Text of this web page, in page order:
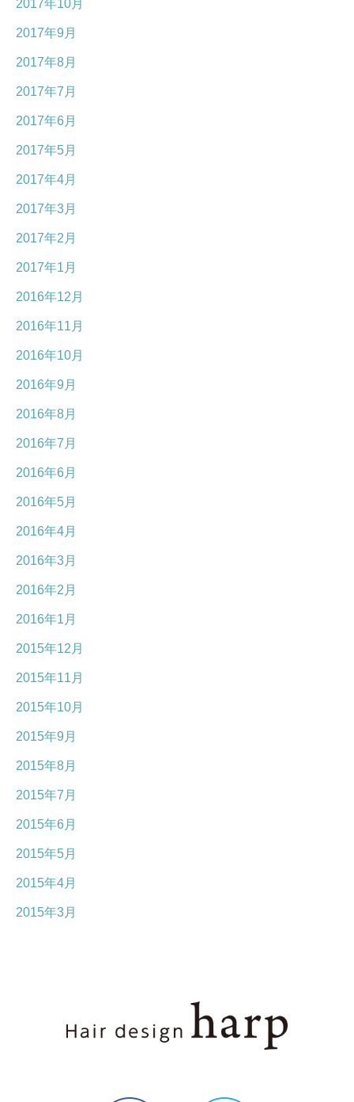
2017年10月
2017年9月
2017年8月
2017年7月
2017年6月
2017年5月
2017年4月
2017年3月
2017年2月
2017年1月
2016年12月
2016年11月
2016年10月
2016年9月
2016年8月
2016年7月
2016年6月
2016年5月
2016年4月
2016年3月
2016年2月
2016年1月
2015年12月
2015年11月
2015年10月
2015年9月
2015年8月
2015年7月
2015年6月
2015年5月
2015年4月
2015年3月